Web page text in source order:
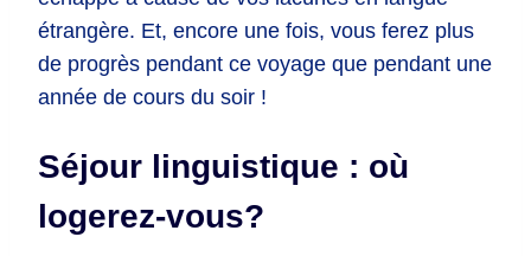
étrangère. Et, encore une fois, vous ferez plus
de progrès pendant ce voyage que pendant une
année de cours du soir !
Séjour linguistique : où
logerez-vous?